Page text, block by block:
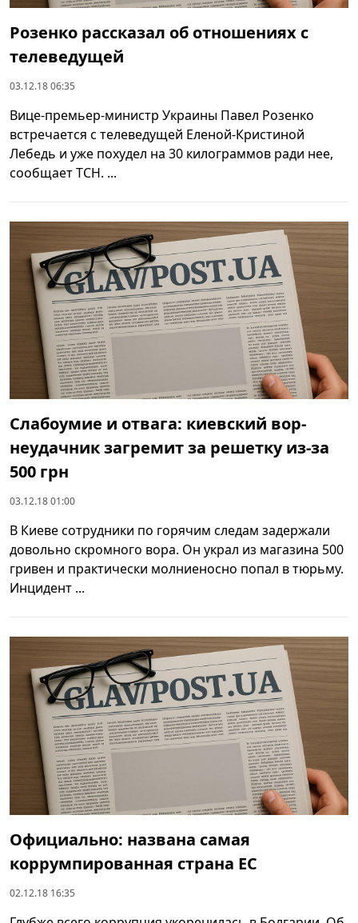
Розенко рассказал об отношениях с
телеведущей
03.12.18 06:35
Вице-премьер-министр Украины Павел Розенко
встречается с телеведущей Еленой-Кристиной
Лебедь и уже похудел на 30 килограммов ради нее,
сообщает ТСН. ...
Слабоумие и отвага: киевский вор-
неудачник загремит за решетку из-за
500 грн
03.12.18 01:00
В Киеве сотрудники по горячим следам задержали
довольно скромного вора. Он украл из магазина 500
гривен и практически молниеносно попал в тюрьму.
Инцидент ...
Официально: названа самая
коррумпированная страна ЕС
02.12.18 16:35